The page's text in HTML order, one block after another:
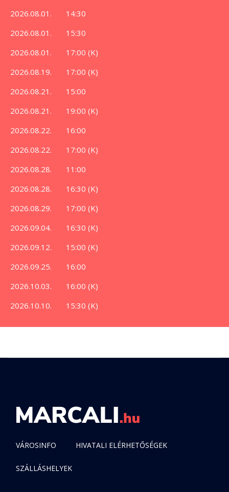
2026.08.01. 14:30
2026.08.01. 15:30
2026.08.01. 17:00 (K)
2026.08.19. 17:00 (K)
2026.08.21. 15:00
2026.08.21. 19:00 (K)
2026.08.22. 16:00
2026.08.22. 17:00 (K)
2026.08.28. 11:00
2026.08.28. 16:30 (K)
2026.08.29. 17:00 (K)
2026.09.04. 16:30 (K)
2026.09.12. 15:00 (K)
2026.09.25. 16:00
2026.10.03. 16:00 (K)
2026.10.10. 15:30 (K)
VÁROSINFO HIVATALI ELÉRHETŐSÉGEK
SZÁLLÁSHELYEK